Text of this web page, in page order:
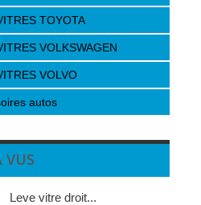
TOYOTA
VOLKSWAGEN
VOLVO
autos
VUS
Leve vitre droit...